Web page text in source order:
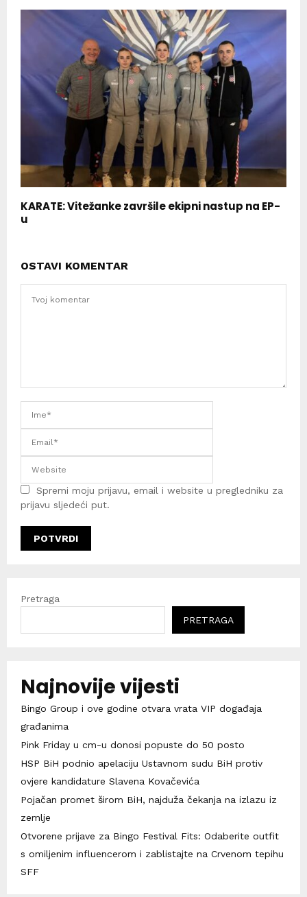
KARATE: Vitežanke završile ekipni nastup na EP-
u
OSTAVI KOMENTAR
Spremi moju prijavu, email i website u pregledniku za
prijavu sljedeći put.
Pretraga
PRETRAGA
Najnovije vijesti
Bingo Group i ove godine otvara vrata VIP događaja
građanima
Pink Friday u cm-u donosi popuste do 50 posto
HSP BiH podnio apelaciju Ustavnom sudu BiH protiv
ovjere kandidature Slavena Kovačevića
Pojačan promet širom BiH, najduža čekanja na izlazu iz
zemlje
Otvorene prijave za Bingo Festival Fits: Odaberite outfit
s omiljenim influencerom i zablistajte na Crvenom tepihu
SFF